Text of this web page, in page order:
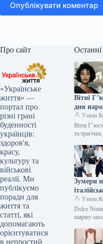
Опублікувати коментар
Про сайт
«Українське
життя» —
портал про
різні грані
буденності
українців:
здоров'я,
красу,
культуру та
військові
реалії. Ми
публікуємо
поради для
життя та
статті, які
допомагають
орієнтуватися
в непростий
Вітні
дня
Уляна
Вітні
та
Зумери
тренд
Уляна
Dolce
шарму
(quiet